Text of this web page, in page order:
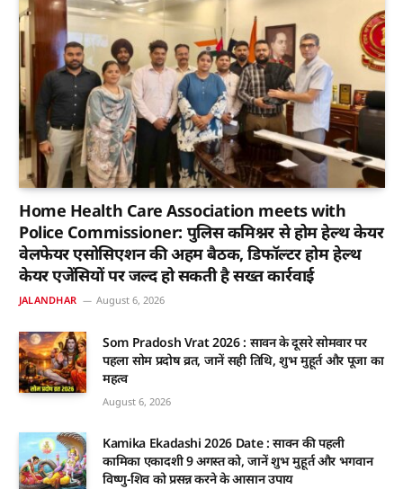
Home Health Care Association meets with
Police Commissioner: पुलिस कमिश्नर से होम हेल्थ केयर
वेलफेयर एसोसिएशन की अहम बैठक, डिफॉल्टर होम हेल्थ
केयर एजेंसियों पर जल्द हो सकती है सख्त कार्रवाई
JALANDHAR August 6, 2026
Som Pradosh Vrat 2026 : सावन के दूसरे सोमवार पर
पहला सोम प्रदोष व्रत, जानें सही तिथि, शुभ मुहूर्त और पूजा का
महत्व
August 6, 2026
Kamika Ekadashi 2026 Date : सावन की पहली
कामिका एकादशी 9 अगस्त को, जानें शुभ मुहूर्त और भगवान
विष्णु-शिव को प्रसन्न करने के आसान उपाय